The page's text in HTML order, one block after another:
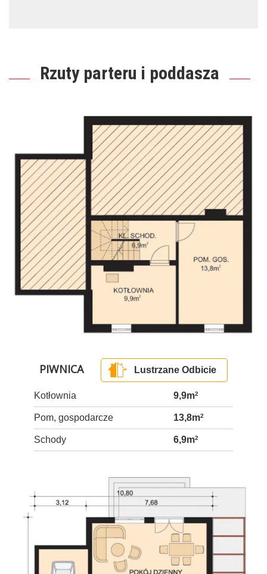
Rzuty parteru i poddasza
PIWNICA Lustrzane Odbicie
Kotłownia 9,9m2
Pom, gospodarcze 13,8m2
Schody 6,9m2